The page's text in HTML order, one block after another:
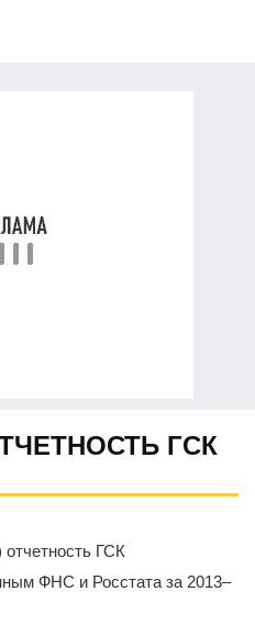
ГСК
отчетность ГСК
ФНС и Росстата за 2013–